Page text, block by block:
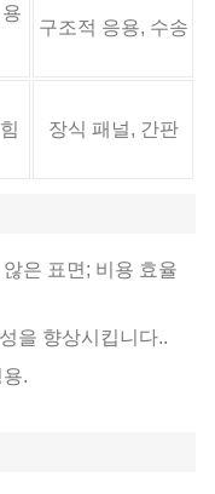
구조적 응용, 수송
장식 패널, 간판
은 표면; 비용 효율
을 향상시킵니다..
.